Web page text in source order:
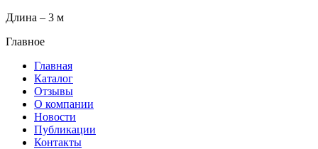
Длина – 3 м
Главное
Главная
Каталог
Отзывы
О компании
Новости
Публикации
Контакты